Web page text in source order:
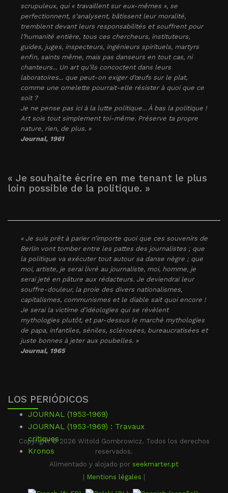
scrupuleux, qui « travaillent sur eux-mêmes », se
perfectionnent, s’analysent, bâtissent leur moralité,
tremblent devant leurs responsabilités et souffrent pour
l’humanité entière, tous ces chercheurs, instituteurs,
guides, juges, inspecteurs, ingénieurs spirituels, martyrs
enfin, saints même, mais pas danseurs en tout cas, ni
chanteurs... Un art qu’ils concoctent dans leurs
laboratoires... que peut-on exiger d’œufs sur le plat,
comme une omelette pourrait-elle résister à quoi que ce
soit ?
Je ne pense pas ici à la lutte politique... À bas la politique !
Art sois tout simplement toi-même. Préserve ta propre
nature, rien, de plus. »
Journal, 1961
« Je souhaite écrire en me tenant le plus
loin possible de la politique. »
« Je suis prêt à parier n’importe quoi que ces souvenirs de
Berlin vont tomber entre les pattes des journalistes ; que
la politique va exécuter tout autour sa danse nègre ; que
moi, artiste, je serai livré au journaliste, moi, homme, je
serai jeté en pâture aux rédacteurs. Je deviendrai leur
souffre-douleur, la proie des divers nationalismes,
capitalismes, communismes et le diable sait quoi encore !
Je serai la victime d’idéologies qui se révèlent
mythologies plutôt, et par-dessus le marché mythologies
de papa, infantiles, séniles, sclérosées, bureaucratisées et
juste bonnes à jeter aux poubelles. »
Journal, 1965
LOS PERIÓDICOS
JOURNAL (1953-1969)
JOURNAL (1953-1969) : Travaux
critiques
Kronos
Copyright © 2026 Witold Gombrowicz. Todos los derechos
reservados.
Alimentado y alojado por seekmarter.pt
Mentions légales